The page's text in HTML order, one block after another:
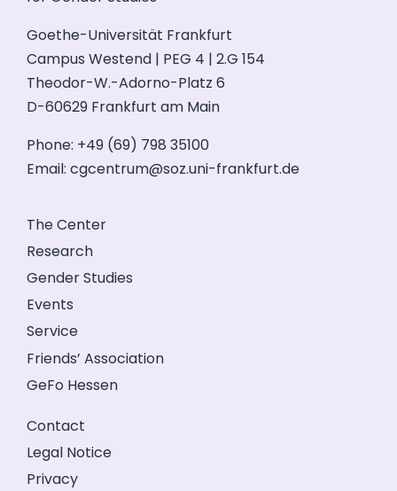
Goethe-Universität Frankfurt
Campus Westend | PEG 4 | 2.G 154
Theodor-W.-Adorno-Platz 6
D-60629 Frankfurt am Main
Phone: +49 (69) 798 35100
Email: cgcentrum@soz.uni-frankfurt.de
The Center
Research
Gender Studies
Events
Service
Friends’ Association
GeFo Hessen
Contact
Legal Notice
Privacy